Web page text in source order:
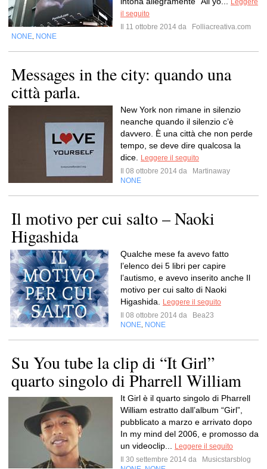
Leggere
il seguito
Il 11 ottobre 2014 da
Folliacreativa.com
NONE NONE
Messages in the city: quando una
città parla.
New York non rimane in silenzio
neanche quando il silenzio c’è
davvero. È una città che non perde
tempo, se deve dire qualcosa la
dice.
Leggere il seguito
Il 08 ottobre 2014 da
Martinaway
NONE
Il motivo per cui salto – Naoki
Higashida
Qualche mese fa avevo fatto
l’elenco dei 5 libri per capire
l’autismo, e avevo inserito anche Il
motivo per cui salto di Naoki
Higashida.
Leggere il seguito
Il 08 ottobre 2014 da
Bea23
NONE NONE
Su You tube la clip di “It Girl”
quarto singolo di Pharrell William
It Girl è il quarto singolo di Pharrell
William estratto dall’album “Girl”,
pubblicato a marzo e arrivato dopo
In my mind del 2006, e promosso da
un videoclip...
Leggere il seguito
Il 30 settembre 2014 da
Musicstarsblog